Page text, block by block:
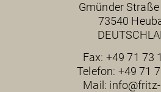
Gmünder
73540
Fax: +49 71 73
Telefon: +49 71
Mail: